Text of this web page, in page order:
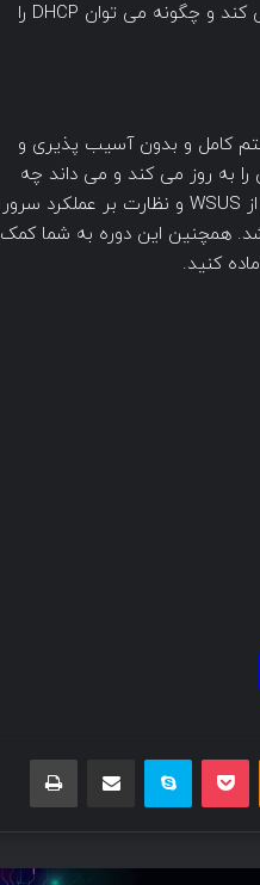
باشد. این قسمت توضیح می دهد که چگونه DHCP در زمینه محیط ویندوز کار می کند و چگونه می توان DHCP را
کامل و بدون آسیب پذیری و
به روز می کند و می داند چه
خطایی رخ داده است. این دوره شامل مدیریت به روز رساتی و وصله ها با استفاده از WSUS و نظارت بر عملکرد سرور
مانیتور عملکرد و سایر ابزارها در ویندوز سرور 2016 می باشد. همچنین این دوره به شما کمک